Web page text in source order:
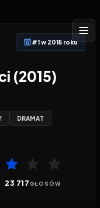
#1 w 2015 roku
(2015)
DRAMAT
23 717GŁOSÓW